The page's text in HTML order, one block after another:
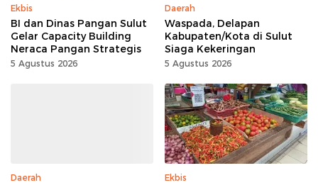
Ekbis
BI dan Dinas Pangan Sulut
Gelar Capacity Building
Neraca Pangan Strategis
5 Agustus 2026
Daerah
Waspada, Delapan
Kabupaten/Kota di Sulut
Siaga Kekeringan
5 Agustus 2026
Daerah Ekbis